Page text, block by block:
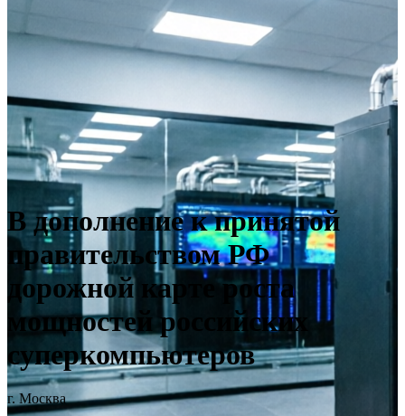
В дополнение к принятой
правительством РФ
дорожной карте роста
мощностей российских
суперкомпьютеров
г. Москва